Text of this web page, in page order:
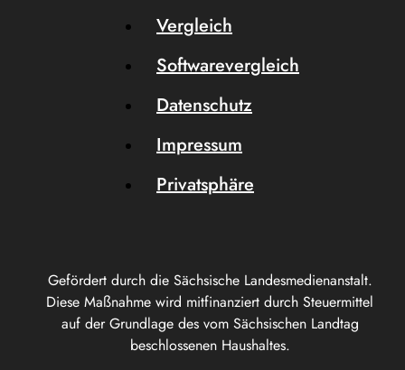
Gefördert durch die Sächsische Landesmedienanstalt.
Diese Maßnahme wird mitfinanziert durch Steuermittel
auf der Grundlage des vom Sächsischen Landtag
beschlossenen Haushaltes.
Vergleich
Softwarevergleich
Datenschutz
Impressum
Privatsphäre